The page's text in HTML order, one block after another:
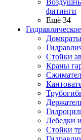
фитинги
Ещё 34
Домкраты
Стойки
Краны
Лебедки
Стойки